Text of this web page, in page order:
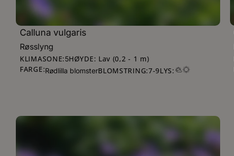
Calluna vulgaris
Røsslyng
KLIMASONE:5HØYDE: Lav (0,2 - 1 m)
FARGE:Rødlilla blomsterBLOMSTRING:7-9LYS: